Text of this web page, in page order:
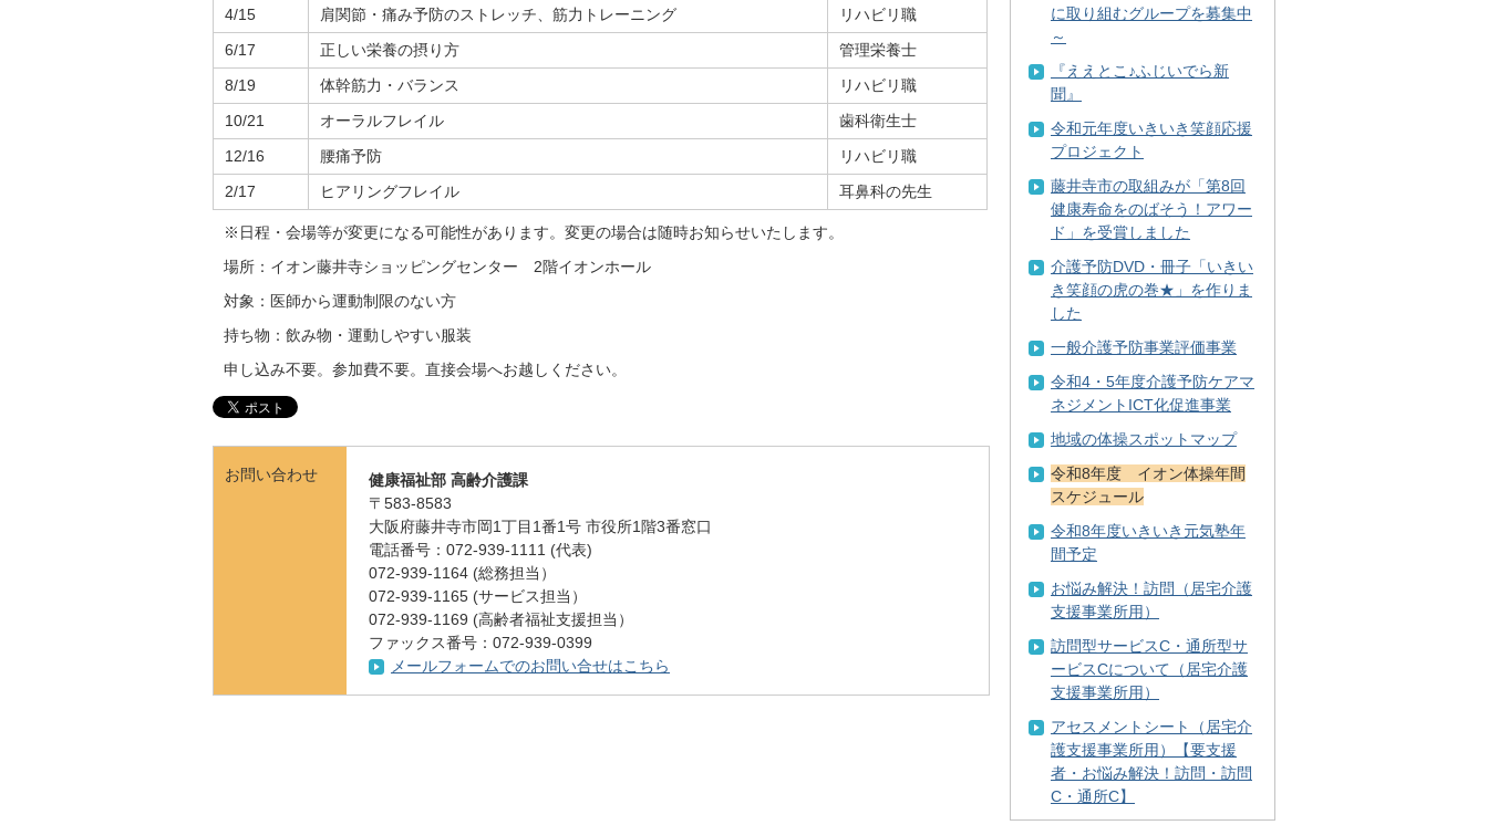
4/15
肩関節・痛み予防のストレッチ、筋力トレーニング
リハビリ職
6/17
正しい栄養の摂り方
管理栄養士
8/19
体幹筋力・バランス
リハビリ職
10/21
オーラルフレイル
歯科衛生士
12/16
腰痛予防
リハビリ職
2/17
ヒアリングフレイル 耳鼻科の先生
※日程・会場等が変更になる可能性があります。変更の場合は随時お知らせいたします。
場所：イオン藤井寺ショッピングセンター 2階イオンホール
対象：医師から運動制限のない方
持ち物：飲み物・運動しやすい服装
申し込み不要。参加費不要。直接会場へお越しください。
お問い合わせ
健康福祉部 高齢介護課
〒583-8583
大阪府藤井寺市岡1丁目1番1号 市役所1階3番窓口
電話番号：072-939-1111 (代表)
072-939-1164 (総務担当）
072-939-1165 (サービス担当）
072-939-1169 (高齢者福祉支援担当）
ファックス番号：072-939-0399
メールフォームでのお問い合せはこちら
に取り組むグループを募集中
～
『ええとこ♪ふじいでら新
聞』
令和元年度いきいき笑顔応援
プロジェクト
藤井寺市の取組みが「第8回
健康寿命をのばそう！アワー
ド」を受賞しました
介護予防DVD・冊子「いきい
き笑顔の虎の巻★」を作りま
した
一般介護予防事業評価事業
令和4・5年度介護予防ケアマ
ネジメントICT化促進事業
地域の体操スポットマップ
令和8年度 イオン体操年間
スケジュール
令和8年度いきいき元気塾年
間予定
お悩み解決！訪問（居宅介護
支援事業所用）
訪問型サービスC・通所型サ
ービスCについて（居宅介護
支援事業所用）
アセスメントシート（居宅介
護支援事業所用）【要支援
者・お悩み解決！訪問・訪問
C・通所C】